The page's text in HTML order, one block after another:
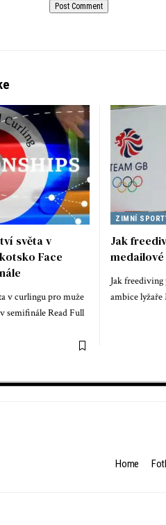
světa v
Face
v curlingu pro muže
semifinále Read Full
ZIMNÍ
Jak
Jak
ambice
Home